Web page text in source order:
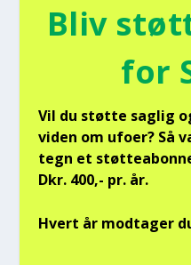
Bliv
for
Vil du støt­te sag­lig
viden om ufo­er? Så
tegn et
Dkr. 400,- pr. år.
Hvert år mod­ta­ger